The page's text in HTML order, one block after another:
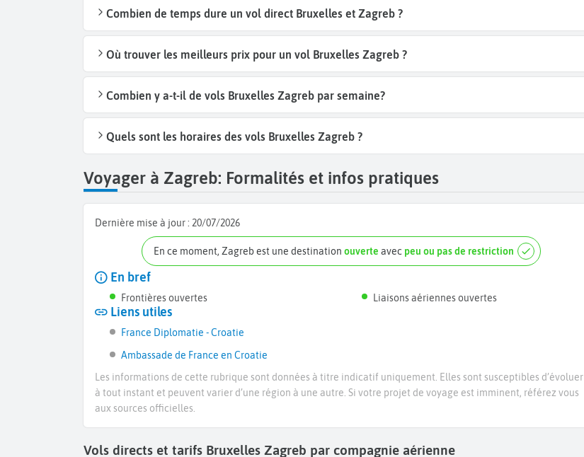
Combien de temps dure un vol direct Bruxelles et Zagreb ?
Où trouver les meilleurs prix pour un vol Bruxelles Zagreb ?
Combien y a-t-il de vols Bruxelles Zagreb par semaine?
Quels sont les horaires des vols Bruxelles Zagreb ?
Voyager à Zagreb: Formalités et infos pratiques
Dernière mise à jour : 20/07/2026
En ce moment, Zagreb est une destinationouverte avec peu ou pas de restriction
En bref
Frontières ouvertes Liaisons aériennes ouvertes
Liens utiles
France Diplomatie - Croatie
Ambassade de France en Croatie
Les informations de cette rubrique sont données à titre indicatif uniquement. Elles sont susceptibles d’évoluer
à tout instant et peuvent varier d’une région à une autre. Si votre projet de voyage est imminent, référez vous
aux sources officielles.
Vols directs et tarifs Bruxelles Zagreb par compagnie aérienne